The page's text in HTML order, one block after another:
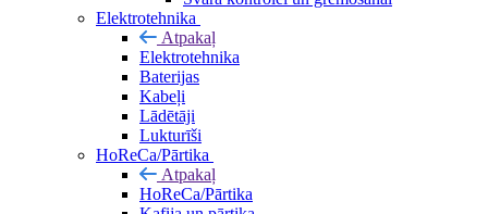
Elektrotehnika
Atpakaļ
Elektrotehnika
Baterijas
Kabeļi
Lādētāji
Lukturīši
HoReCa/Pārtika
Atpakaļ
HoReCa/Pārtika